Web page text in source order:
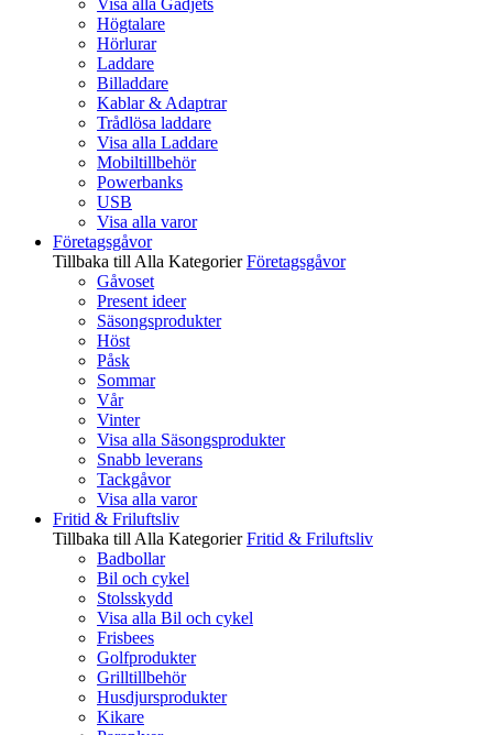
Visa alla Gadjets
Högtalare
Hörlurar
Laddare
Billaddare
Kablar & Adaptrar
Trådlösa laddare
Visa alla Laddare
Mobiltillbehör
Powerbanks
USB
Visa alla varor
Företagsgåvor
Tillbaka till Alla Kategorier Företagsgåvor
Gåvoset
Present ideer
Säsongsprodukter
Höst
Påsk
Sommar
Vår
Vinter
Visa alla Säsongsprodukter
Snabb leverans
Tackgåvor
Visa alla varor
Fritid & Friluftsliv
Tillbaka till Alla Kategorier Fritid & Friluftsliv
Badbollar
Bil och cykel
Stolsskydd
Visa alla Bil och cykel
Frisbees
Golfprodukter
Grilltillbehör
Husdjursprodukter
Kikare